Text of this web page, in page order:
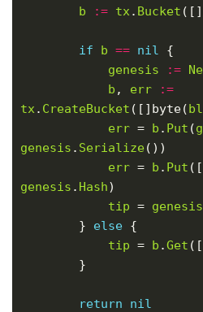
b
:= tx. Bucket
if b == nil
genesis
:=
b , err
:=
tx. CreateBucket ([]byte(
err = b . Put (
genesis . Serialize
err = b . Put
genesis . Hash
tip = genesis
		}
else
tip = b .Get
return
nil